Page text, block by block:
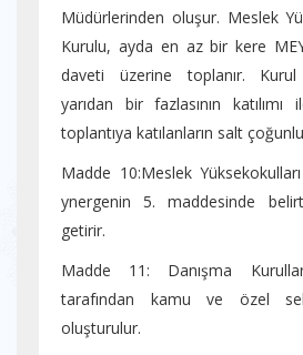
Müdürlerinden oluşur. Meslek
Kurulu, ayda en az bir kere
daveti üzerine toplanır. Kurul
yarıdan bir fazlasının
toplantıya katılanların salt
Madde 10:Meslek
ynergenin 5. maddesinde
getirir.
Madde 11: Danışma
tarafından kamu ve özel
oluşturulur.